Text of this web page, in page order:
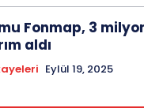
Fonmap, 3
aldı
Eylül 19, 2025